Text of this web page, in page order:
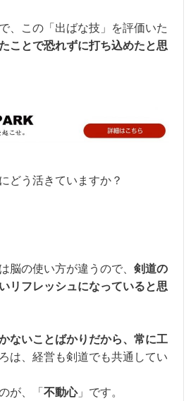
、この「出ばな技」を評価いた
ことで恐れずに打ち込めたと思
どう活きていますか？
脳の使い方が違うので、 剣道の
リフレッシュになっていると思
かないことばかりだから、常に工
は、経営も剣道でも共通してい
が、「 不動心」です。